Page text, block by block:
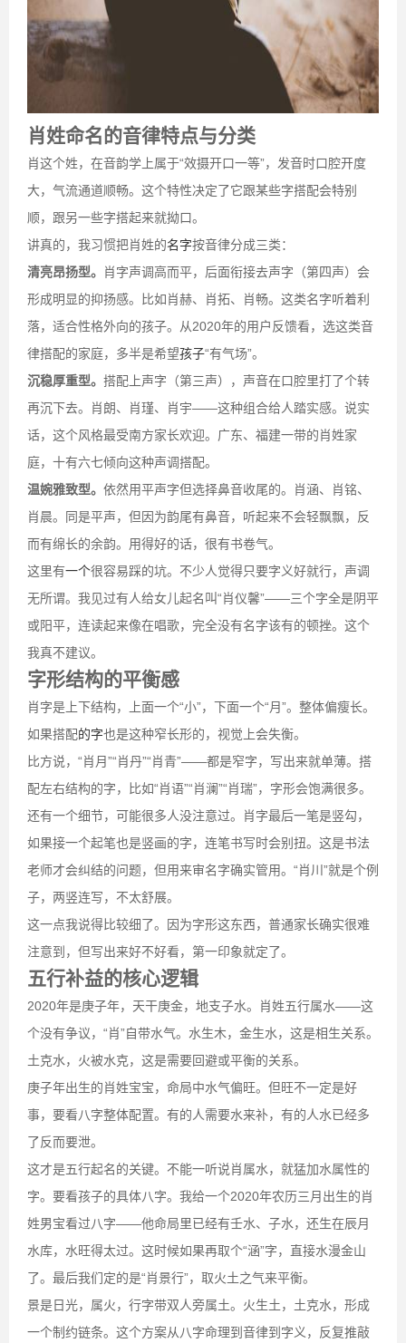
肖姓命名的音律特点与分类
肖这个姓，在音韵学上属于“效摄开口一等”，发音时口腔开度
大，气流通道顺畅。这个特性决定了它跟某些字搭配会特别
顺，跟另一些字搭起来就拗口。
讲真的，我习惯把肖姓的名字按音律分成三类：
清亮昂扬型。
肖字声调高而平，后面衔接去声字（第四声）会
形成明显的抑扬感。比如肖赫、肖拓、肖畅。这类名字听着利
落，适合性格外向的孩子。从2020年的用户反馈看，选这类音
律搭配的家庭，多半是希望孩子“有气场”。
沉稳厚重型。 搭配上声字（第三声），声音在口腔里打了个转
再沉下去。肖朗、肖瑾、肖宇——这种组合给人踏实感。说实
话，这个风格最受南方家长欢迎。广东、福建一带的肖姓家
庭，十有六七倾向这种声调搭配。
温婉雅致型。 依然用平声字但选择鼻音收尾的。肖涵、肖铭、
肖晨。同是平声，但因为韵尾有鼻音，听起来不会轻飘飘，反
而有绵长的余韵。用得好的话，很有书卷气。
这里有一个很容易踩的坑。不少人觉得只要字义好就行，声调
无所谓。我见过有人给女儿起名叫“肖仪馨”——三个字全是阴平
或阳平，连读起来像在唱歌，完全没有名字该有的顿挫。这个
我真不建议。
字形结构的平衡感
肖字是上下结构，上面一个“小”，下面一个“月”。整体偏瘦长。
如果搭配的字也是这种窄长形的，视觉上会失衡。
比方说，“肖月”“肖丹”“肖青”——都是窄字，写出来就单薄。搭
配左右结构的字，比如“肖语”“肖澜”“肖瑞”，字形会饱满很多。
还有一个细节，可能很多人没注意过。肖字最后一笔是竖勾，
如果接一个起笔也是竖画的字，连笔书写时会别扭。这是书法
老师才会纠结的问题，但用来审名字确实管用。“肖川”就是个例
子，两竖连写，不太舒展。
这一点我说得比较细了。因为字形这东西，普通家长确实很难
注意到，但写出来好不好看，第一印象就定了。
五行补益的核心逻辑
2020年是庚子年，天干庚金，地支子水。肖姓五行属水——这
个没有争议，“肖”自带水气。水生木，金生水，这是相生关系。
土克水，火被水克，这是需要回避或平衡的关系。
庚子年出生的肖姓宝宝，命局中水气偏旺。但旺不一定是好
事，要看八字整体配置。有的人需要水来补，有的人水已经多
了反而要泄。
这才是五行起名的关键。不能一听说肖属水，就猛加水属性的
字。要看孩子的具体八字。我给一个2020年农历三月出生的肖
姓男宝看过八字——他命局里已经有壬水、子水，还生在辰月
水库，水旺得太过。这时候如果再取个“涵”字，直接水漫金山
了。最后我们定的是“肖景行”，取火土之气来平衡。
景是日光，属火，行字带双人旁属土。火生土，土克水，形成
一个制约链条。这个方案从八字命理到音律到字义，反复推敲